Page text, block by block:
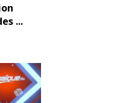
...